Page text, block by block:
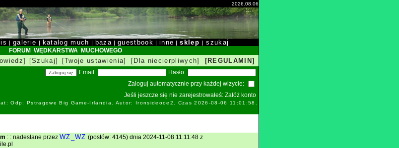
2026.08.06
|galerie | katalog much | baza | guestbook | inne |sklep |szukaj
FORUM WĘDKARSTWA MUCHOWEGO
[Szukaj] [Twoje ustawienia] [Dla niecierpliwych] [REGULAMIN]
Email:
Hasło:
Zaloguj automatycznie przy każdej wizycie:
Jeśli jeszcze się nie zarejestrowałeś: Załóż konto
Odp: Pstragowe Big Game-Irlandia. Autor: Ironsideоoe2. Czas 2026-08-06 11:01:58.
: : nadesłane przez WZ_WZ (postów: 4145) dnia 2024-11-08 11:11:48 z